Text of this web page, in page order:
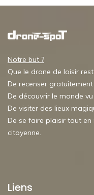
Notre but ?
Que le drone de loisir
De recenser
De découvrir le monde vu
De visiter des lieux
De se faire plaisir tout
citoyenne.
Liens